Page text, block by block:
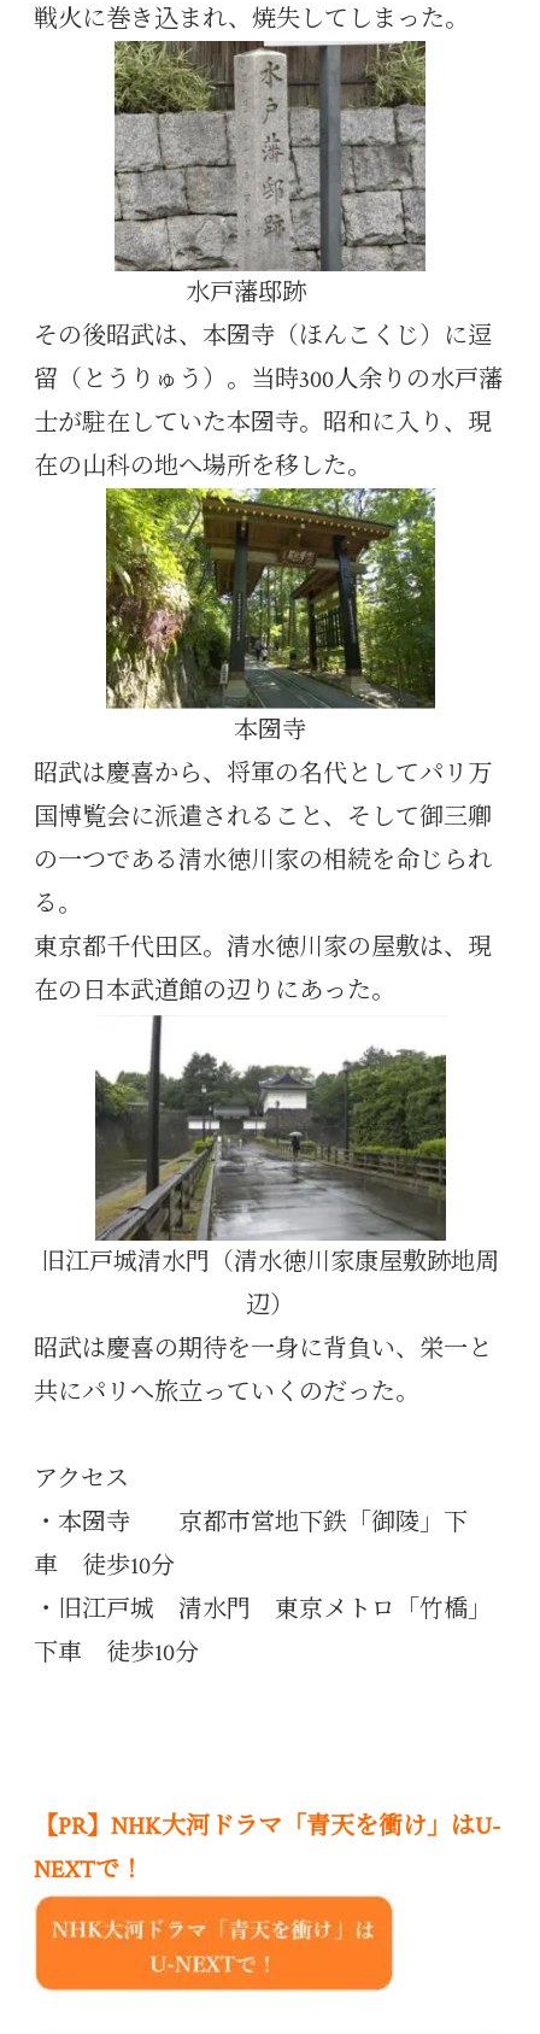
戦火に巻き込まれ、焼失してしまった。
水戸藩邸跡
その後昭武は、本圀寺（ほんこくじ）に逗
留（とうりゅう）。当時300人余りの水戸藩
士が駐在していた本圀寺。昭和に入り、現
在の山科の地へ場所を移した。
本圀寺
昭武は慶喜から、将軍の名代としてパリ万
国博覧会に派遣されること、そして御三卿
の一つである清水徳川家の相続を命じられ
る。
東京都千代田区。清水徳川家の屋敷は、現
在の日本武道館の辺りにあった。
旧江戸城清水門（清水徳川家康屋敷跡地周
辺）
昭武は慶喜の期待を一身に背負い、栄一と
共にパリへ旅立っていくのだった。
アクセス
・本圀寺 京都市営地下鉄「御陵」下
車 徒歩10分
・旧江戸城 清水門 東京メトロ「竹橋」
下車 徒歩10分
【PR】NHK大河ドラマ「青天を衝け」はU-
NEXTで！